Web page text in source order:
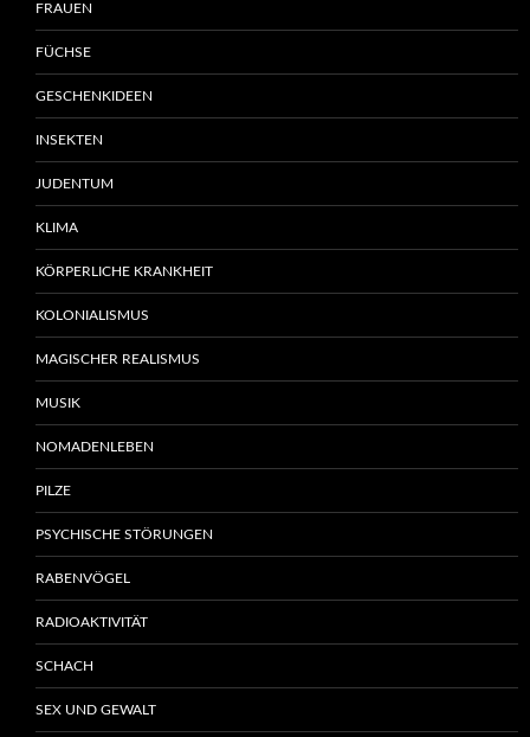
FRAUEN
FÜCHSE
GESCHENKIDEEN
INSEKTEN
JUDENTUM
KLIMA
KÖRPERLICHE KRANKHEIT
KOLONIALISMUS
MAGISCHER REALISMUS
MUSIK
NOMADENLEBEN
PILZE
PSYCHISCHE STÖRUNGEN
RABENVÖGEL
RADIOAKTIVITÄT
SCHACH
SEX UND GEWALT